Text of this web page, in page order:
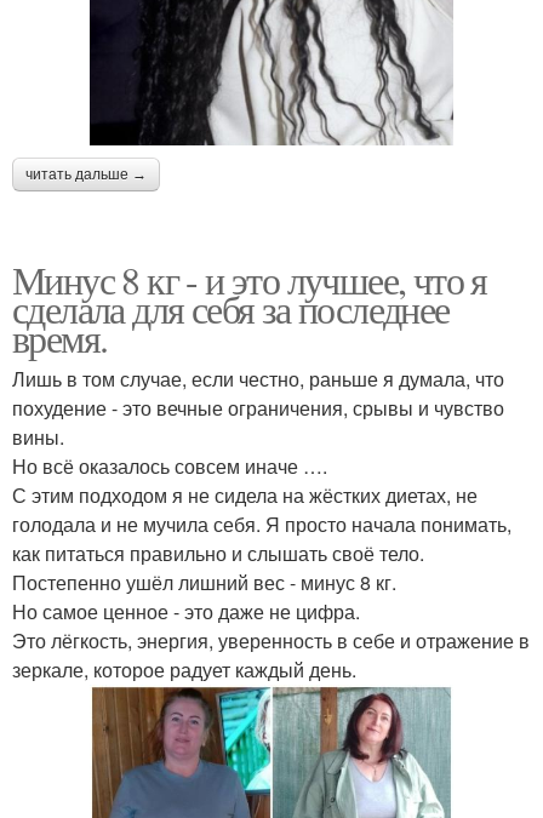
читать дальше →
Минус 8 кг - и это лучшее, что я
сделала для себя за последнее
время.
Лишь в том случае, если честно, раньше я думала, что
похудение - это вечные ограничения, срывы и чувство
вины.
Но всё оказалось совсем иначе ….
С этим подходом я не сидела на жёстких диетах, не
голодала и не мучила себя. Я просто начала понимать,
как питаться правильно и слышать своё тело.
Постепенно ушёл лишний вес - минус 8 кг.
Но самое ценное - это даже не цифра.
Это лёгкость, энергия, уверенность в себе и отражение в
зеркале, которое радует каждый день.